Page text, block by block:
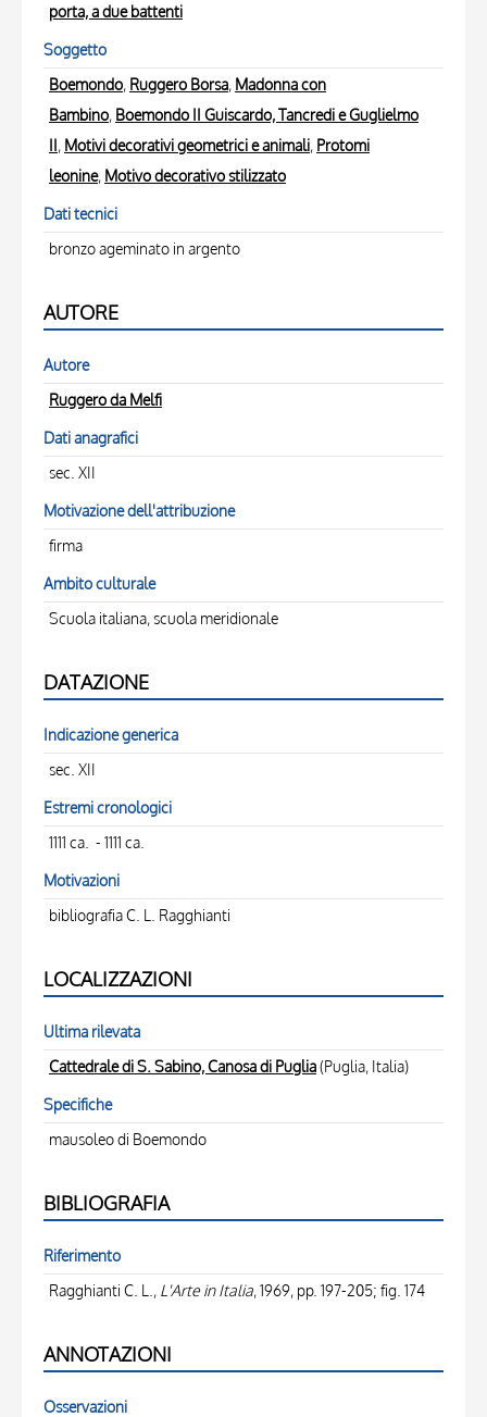
porta, a due battenti
Soggetto
Boemondo, Ruggero Borsa, Madonna con
Bambino, Boemondo II Guiscardo, Tancredi e Guglielmo
II, Motivi decorativi geometrici e animali, Protomi
leonine, Motivo decorativo stilizzato
Dati tecnici
bronzo ageminato in argento
AUTORE
Autore
Ruggero da Melfi
Dati anagrafici
sec. XII
Motivazione dell'attribuzione
firma
Ambito culturale
Scuola italiana, scuola meridionale
DATAZIONE
Indicazione generica
sec. XII
Estremi cronologici
1111 ca. - 1111 ca.
Motivazioni
bibliografia C. L. Ragghianti
LOCALIZZAZIONI
Ultima rilevata
Cattedrale di S. Sabino, Canosa di Puglia(Puglia, Italia)
Specifiche
mausoleo di Boemondo
BIBLIOGRAFIA
Riferimento
Ragghianti C. L., L'Arte in Italia, 1969, pp. 197-205; fig. 174
ANNOTAZIONI
Osservazioni